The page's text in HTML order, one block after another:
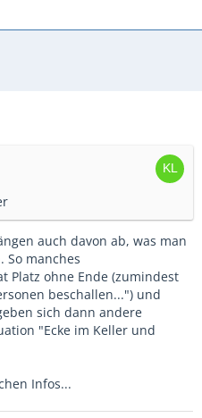
auch davon ab, was man
manches
Platz ohne Ende (zumindest
beschallen...") und
sich dann andere
"Ecke im Keller und
Infos...